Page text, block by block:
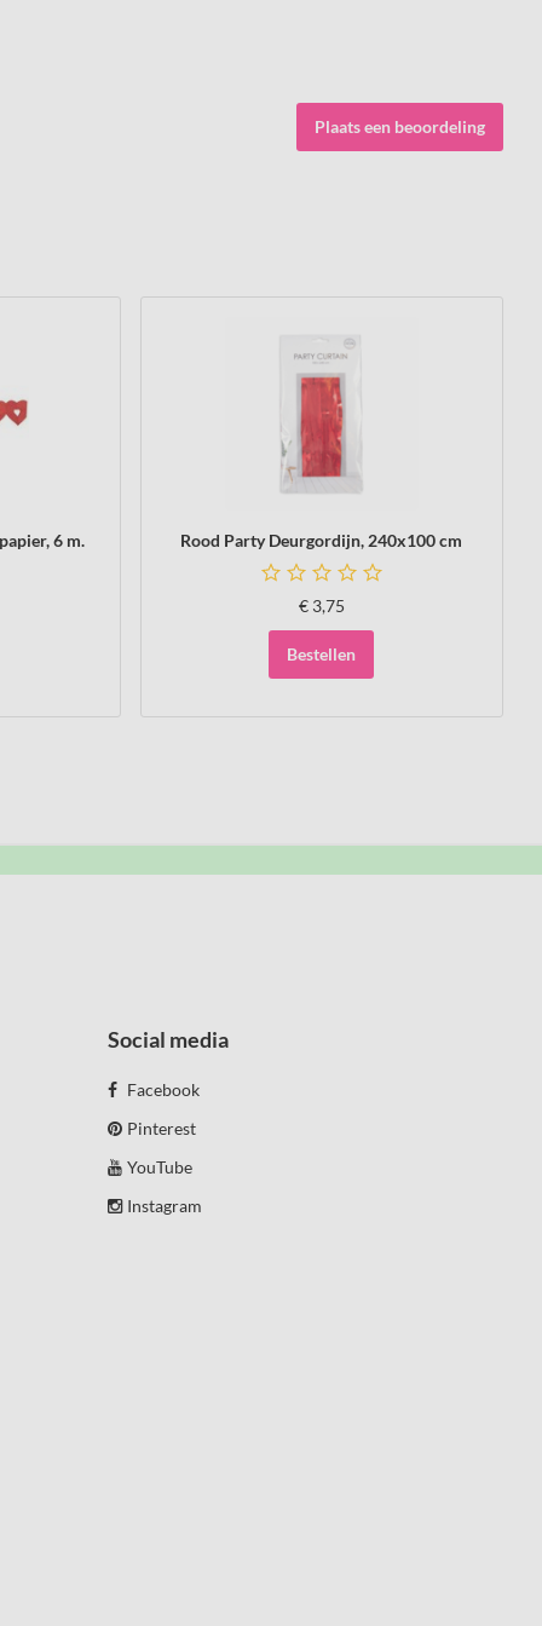
Plaats een beoordeling
6 m. Rood Party Deurgordijn, 240x100 cm
€ 3,75
Bestellen
Social media
Facebook
Pinterest
YouTube
Instagram